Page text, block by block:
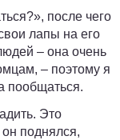
после чего
лапы на его
– она ​​очень
– поэтому я
пообщаться.
Это
поднялся,